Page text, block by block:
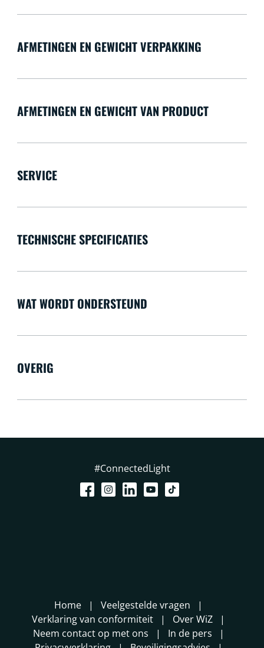
AFMETINGEN EN GEWICHT VERPAKKING
AFMETINGEN EN GEWICHT VAN PRODUCT
SERVICE
TECHNISCHE SPECIFICATIES
WAT WORDT ONDERSTEUND
OVERIG
#ConnectedLight
Home
Veelgestelde vragen
Verklaring van conformiteit
Over WiZ
Neem contact op met ons
In de pers